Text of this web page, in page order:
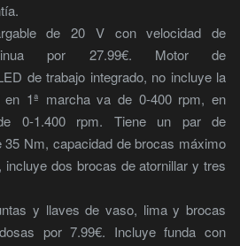
de 20 V con velocidad de
por 27.99€. Motor de
de trabajo integrado, no incluye la
en 1ª marcha va de 0-400 rpm, en
0-1.400 rpm. Tiene un par de
35 Nm, capacidad de brocas máximo
incluye dos brocas de atornillar y tres
y llaves de vaso, lima y brocas
por 7.99€. Incluye funda con